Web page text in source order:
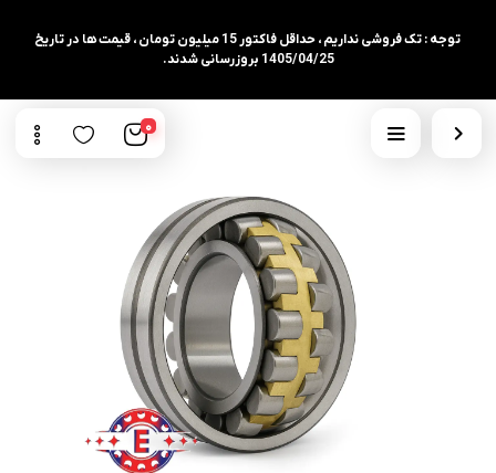
توجه : تک فروشی نداریم ، حداقل فاکتور 15 میلیون تومان ، قیمت ها در تاریخ
1405/04/25 بروزرسانی شدند.
0